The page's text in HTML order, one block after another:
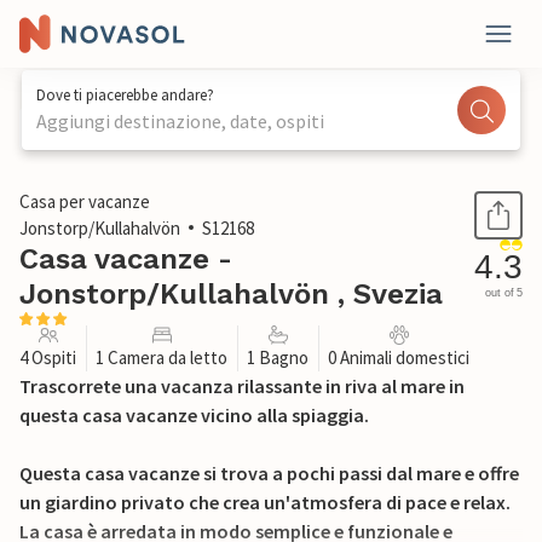
Dove ti piacerebbe andare?
Aggiungi destinazione, date, ospiti
1 / 17
Casa per vacanze
Jonstorp/Kullahalvön
S12168
Casa vacanze -
Jonstorp/Kullahalvön , Svezia
4.3
out of 5
4 Ospiti 1 Camera da letto 1 Bagno 0 Animali domestici
Trascorrete una vacanza rilassante in riva al mare in
questa casa vacanze vicino alla spiaggia.
Questa casa vacanze si trova a pochi passi dal mare e offre
un giardino privato che crea un'atmosfera di pace e relax.
La casa è arredata in modo semplice e funzionale e